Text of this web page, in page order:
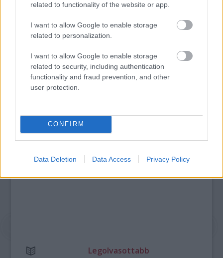
related to functionality of the website or app.
I want to allow Google to enable storage
related to personalization.
I want to allow Google to enable storage
related to security, including authentication
functionality and fraud prevention, and other
user protection.
CONFIRM
Data Deletion Data Access Privacy Policy
AZ EMBERSÉG ÜNNEPE
Kommentek:
vonatkozó jogszabályok
minősülnek, értük aszolgáltatás technikaiüzemeltetője semmilyen felelősséget
Részletek a Felhasználási feltételekbenés azadatvédelmi tájékoztatóban .
Legolvasottabb